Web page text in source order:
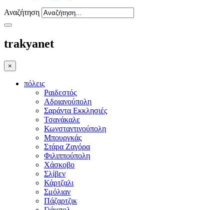
Αναζήτηση
trakyanet
×
πόλεις
Ραιδεστός
Αδριανούπολη
Σαράντα Εκκλησιές
Τσανάκαλε
Κωνσταντινούπολη
Μπουργκάς
Στάρα Ζαγόρα
Φιλιππούπολη
Χάσκοβο
Σλίβεν
Κάρτζαλι
Σμόλιαν
Πάζαρτζικ